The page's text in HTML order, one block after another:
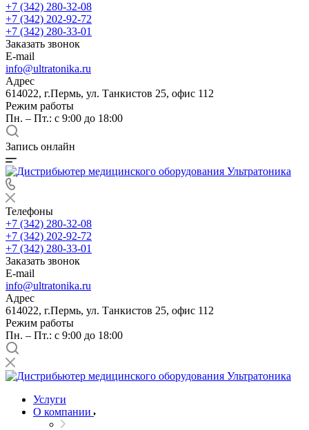
+7 (342) 280-32-08
+7 (342) 202-92-72
+7 (342) 280-33-01
Заказать звонок
E-mail
info@ultratonika.ru
Адрес
614022, г.Пермь, ул. Танкистов 25, офис 112
Режим работы
Пн. – Пт.: с 9:00 до 18:00
Запись онлайн
Телефоны
+7 (342) 280-32-08
+7 (342) 202-92-72
+7 (342) 280-33-01
Заказать звонок
E-mail
info@ultratonika.ru
Адрес
614022, г.Пермь, ул. Танкистов 25, офис 112
Режим работы
Пн. – Пт.: с 9:00 до 18:00
Услуги
О компании